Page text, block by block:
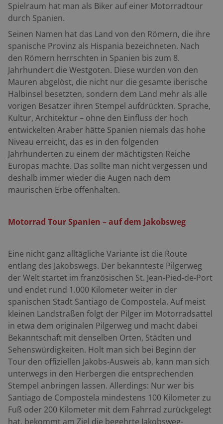
Spielraum hat man als Biker auf einer Motorradtour
durch Spanien.
Seinen Namen hat das Land von den Römern, die ihre
spanische Provinz als Hispania bezeichneten. Nach
den Römern herrschten in Spanien bis zum 8.
Jahrhundert die Westgoten. Diese wurden von den
Mauren abgelöst, die nicht nur die gesamte iberische
Halbinsel besetzten, sondern dem Land mehr als alle
vorigen Besatzer ihren Stempel aufdrückten. Sprache,
Kultur, Architektur – ohne den Einfluss der hoch
entwickelten Araber hätte Spanien niemals das hohe
Niveau erreicht, das es in den folgenden
Jahrhunderten zu einem der mächtigsten Reiche
Europas machte. Das sollte man nicht vergessen und
deshalb immer wieder die Augen nach dem
maurischen Erbe offenhalten.
Motorrad Tour Spanien – auf dem Jakobsweg
Eine nicht ganz alltägliche Variante ist die Route
entlang des Jakobswegs. Der bekannteste Pilgerweg
der Welt startet im französischen St. Jean-Pied-de-Port
und endet rund 1.000 Kilometer weiter in der
spanischen Stadt Santiago de Compostela. Auf meist
kleinen Landstraßen folgt der Pilger im Motorradsattel
in etwa dem originalen Pilgerweg und macht dabei
Bekanntschaft mit denselben Orten, Städten und
Sehenswürdigkeiten. Holt man sich bei Beginn der
Tour den offiziellen Jakobs-Ausweis ab, kann man sich
unterwegs in den Herbergen die entsprechenden
Stempel anbringen lassen. Allerdings: Nur wer bis
Santiago de Compostela mindestens 100 Kilometer zu
Fuß oder 200 Kilometer mit dem Fahrrad zurückgelegt
hat, bekommt am Ziel die begehrte Jakobsweg-